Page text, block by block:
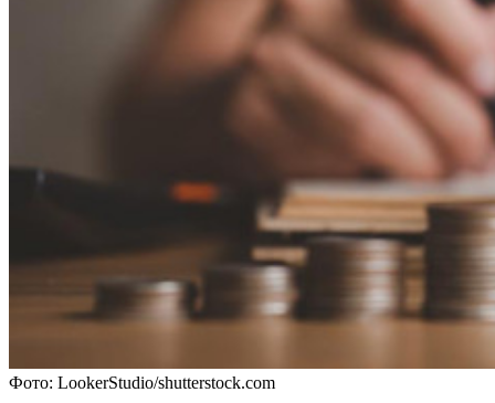
Фото: LookerStudio/shutterstock.com